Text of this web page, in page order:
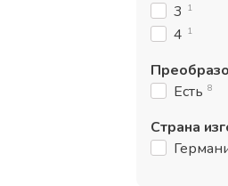
3 1
4 1
Есть 8
Страна